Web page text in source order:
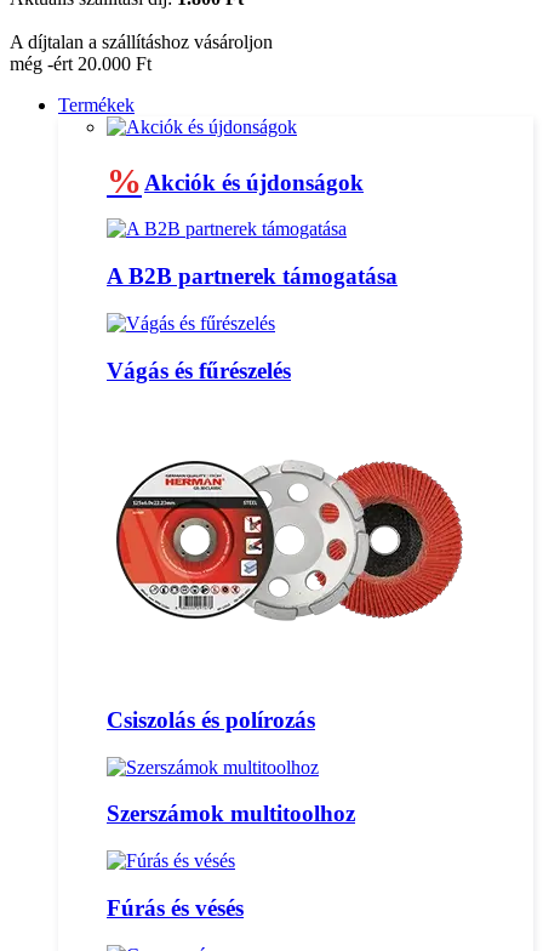
A díjtalan a szállításhoz vásároljon
még -ért 20.000 Ft
Termékek
% Akciók és újdonságok
A B2B partnerek támogatása
Vágás és fűrészelés
Csiszolás és polírozás
Szerszámok multitoolhoz
Fúrás és vésés